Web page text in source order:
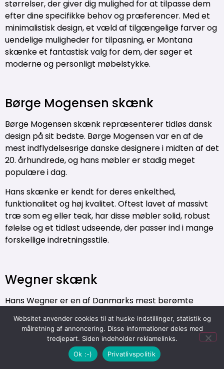
størrelser, der giver dig mulighed for at tilpasse dem
efter dine specifikke behov og præferencer. Med et
minimalistisk design, et væld af tilgængelige farver og
uendelige muligheder for tilpasning, er Montana
skænke et fantastisk valg for dem, der søger et
moderne og personligt møbelstykke.
Børge Mogensen skænk
Børge Mogensen skænk repræsenterer tidløs dansk
design på sit bedste. Børge Mogensen var en af de
mest indflydelsesrige danske designere i midten af det
20. århundrede, og hans møbler er stadig meget
populære i dag.
Hans skænke er kendt for deres enkelthed,
funktionalitet og høj kvalitet. Oftest lavet af massivt
træ som eg eller teak, har disse møbler solid, robust
følelse og et tidløst udseende, der passer ind i mange
forskellige indretningsstile.
Wegner skænk
Hans Wegner er en af Danmarks mest berømte
design. Han kombinerer funktionalitet, kvalitet og
æstetik på en måde, der har gjort ham til en klassiker i
dansk møbeldesign.
Websitet anvender cookies til at huske indstillinger, statistik og
målretning af annoncering. Disse informationer deles med
tredjepart. Siden indeholder reklamelinks.
Ok :-)
Privatlivspolitik